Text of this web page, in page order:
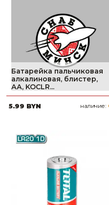
Чашечные кормушки
Чашечные поилки
Батарейка пальчиковая
алкалиновая, блистер,
АА, KOCLR...
5.99 BYN наличие: